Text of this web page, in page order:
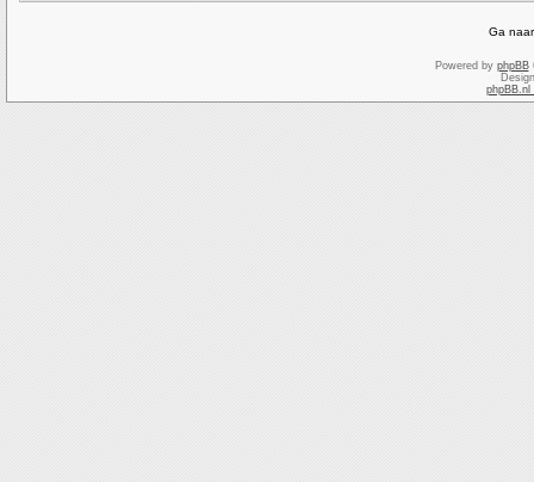
Ga
Powered by phpBB
phpBB.nl